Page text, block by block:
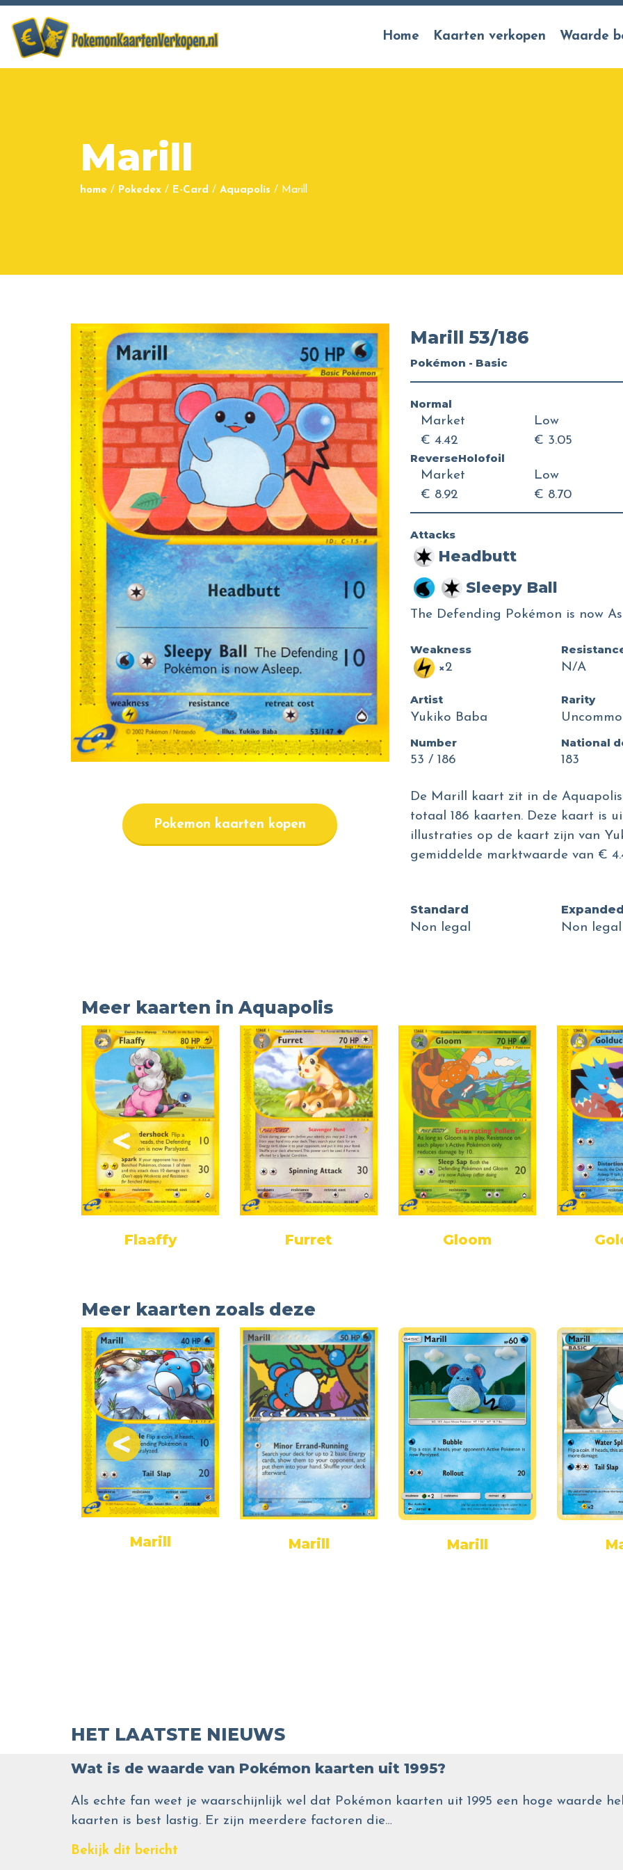
Home Kaarten verkopen Waarde
Marill
home / Pokedex / E-Card / Aquapolis / Marill
Pokemon kaarten kopen
Marill 53/186
Pokémon - Basic
Normal
Market
€ 4.42
Low
€ 3.05
ReverseHolofoil
Market
€ 8.92
Low
€ 8.70
Attacks
Headbutt
Sleepy Ball
The Defending Pokémon is now
Weakness
×2
N/A
Artist
Yukiko Baba
Rarity
Number
53 / 186
National
183
De Marill kaart zit in de
totaal 186 kaarten. Deze kaart is
illustraties op de kaart zijn van
gemiddelde marktwaarde van €
Standard
Non legal
Expanded
Non legal
Meer kaarten in Aquapolis
Flaaffy Furret Gloom
Meer kaarten zoals deze
Marill Marill Marill
HET LAATSTE NIEUWS
Wat is de waarde van Pokémon kaarten uit 1995?
Als echte fan weet je waarschijnlijk wel dat Pokémon kaarten uit 1995 een hoge waarde
kaarten is best lastig. Er zijn meerdere factoren die…
Bekijk dit bericht